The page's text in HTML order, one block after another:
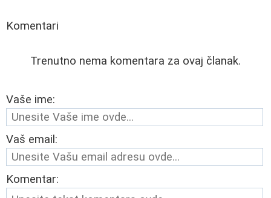
Komentari
Trenutno nema komentara za ovaj članak.
Vaše ime:
Vaš email:
Komentar: